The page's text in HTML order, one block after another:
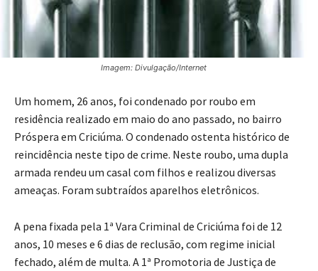
Imagem: Divulgação/Internet
Um homem, 26 anos, foi condenado por roubo em
residência realizado em maio do ano passado, no bairro
Próspera em Criciúma. O condenado ostenta histórico de
reincidência neste tipo de crime. Neste roubo, uma dupla
armada rendeu um casal com filhos e realizou diversas
ameaças. Foram subtraídos aparelhos eletrônicos.
A pena fixada pela 1ª Vara Criminal de Criciúma foi de 12
anos, 10 meses e 6 dias de reclusão, com regime inicial
fechado, além de multa. A 1ª Promotoria de Justiça de